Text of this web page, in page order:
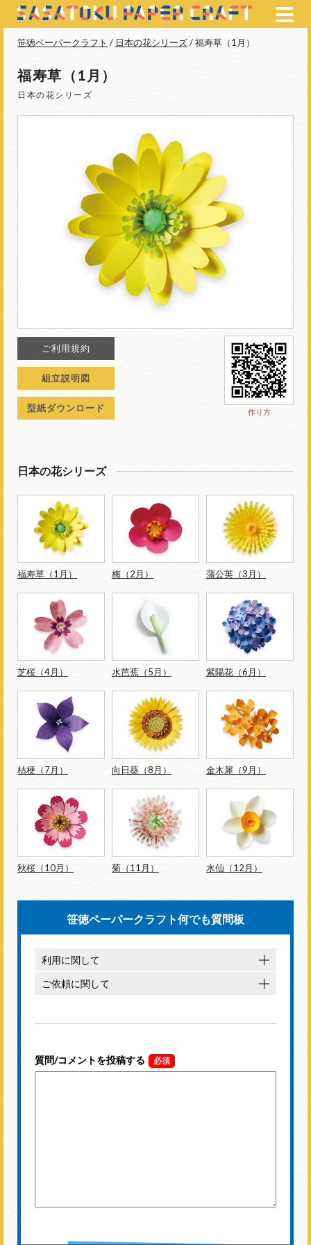
笹徳ペーパークラフト / 日本の花シリーズ/ 福寿草（1月）
福寿草（1月）
日本の花シリーズ
ご利用規約
組立説明図
型紙ダウンロード 作り方
日本の花シリーズ
福寿草（1月） 梅（2月） 蒲公英（3月）
芝桜（4月） 水芭蕉（5月） 紫陽花（6月）
桔梗（7月） 向日葵（8月） 金木犀（9月）
秋桜（10月） 菊（11月） 水仙（12月）